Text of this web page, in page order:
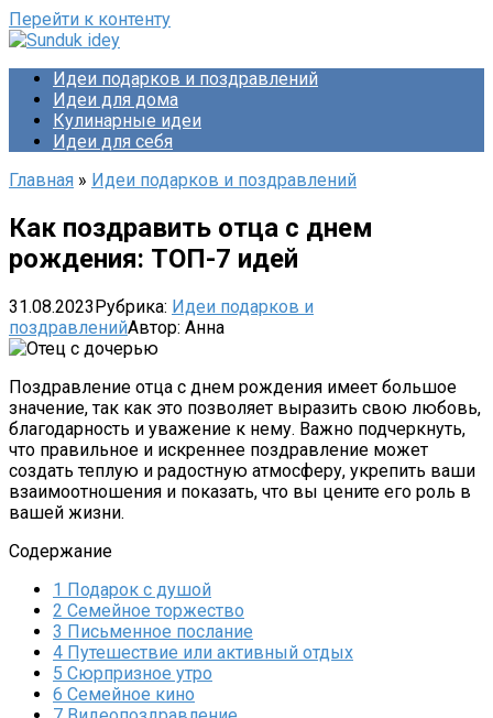
Перейти к контенту
Идеи подарков и поздравлений
Идеи для дома
Кулинарные идеи
Идеи для себя
Главная » Идеи подарков и поздравлений
Как поздравить отца с днем
рождения: ТОП-7 идей
31.08.2023Рубрика: Идеи подарков и
поздравленийАвтор: Анна
Поздравление отца с днем рождения имеет большое
значение, так как это позволяет выразить свою любовь,
благодарность и уважение к нему. Важно подчеркнуть,
что правильное и искреннее поздравление может
создать теплую и радостную атмосферу, укрепить ваши
взаимоотношения и показать, что вы цените его роль в
вашей жизни.
Содержание
1 Подарок с душой
2 Семейное торжество
3 Письменное послание
4 Путешествие или активный отдых
5 Сюрпризное утро
6 Семейное кино